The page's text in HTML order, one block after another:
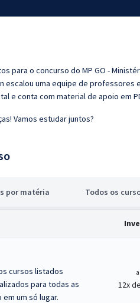
para o concurso do MP GO -
escalou uma equipe de
e conta com material de apoio em
Vamos estudar juntos?
por matéria Todos os
cursos listados
para todas as
um só lugar.
12x de